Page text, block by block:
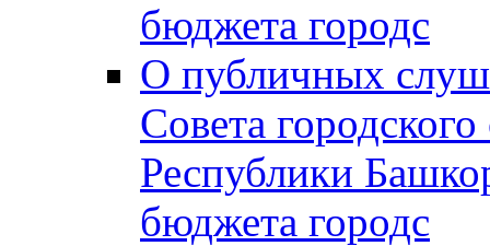
бюджета городс
О публичных
Совета
Республики
бюджета городс